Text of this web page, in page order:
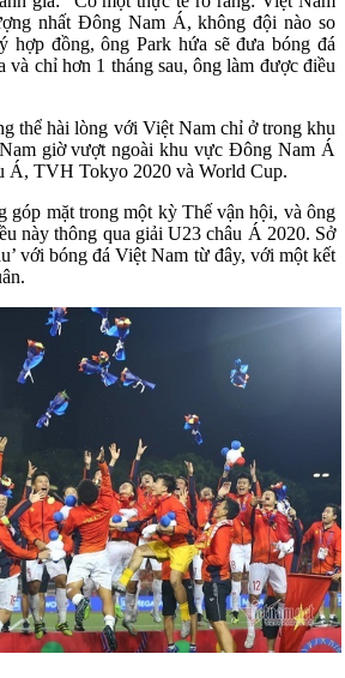
nhất Đông Nam Á, không đội nào so
hợp đồng, ông Park hứa sẽ đưa bóng đá
và chỉ hơn 1 tháng sau, ông làm được điều
thể hài lòng với Việt Nam chỉ ở trong khu
giờ vượt ngoài khu vực Đông Nam Á
Á, TVH Tokyo 2020 và World Cup.
mặt trong một kỳ Thế vận hội, và ông
này thông qua giải U23 châu Á 2020. Sở
với bóng đá Việt Nam từ đây, với một kết